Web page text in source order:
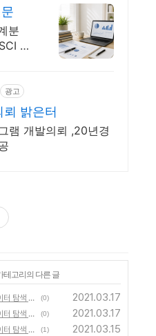
분
학
광고
밝은터
램 개발의뢰 ,20년경
테고리의 다른 글
[빅데이터분석기사 필기 요약] II.빅데이터 탐색 - 03. 통계기법 이해 (3) (0) 2021.03.17
[빅데이터분석기사 필기 요약] II.빅데이터 탐색 - 03. 통계기법 이해 (2) (0) 2021.03.17
[빅데이터분석기사 필기 요약] II.빅데이터 탐색 - 02. 데이터 탐색 (2) (1) 2021.03.15